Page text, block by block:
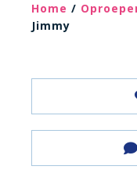
Home /
Jimmy